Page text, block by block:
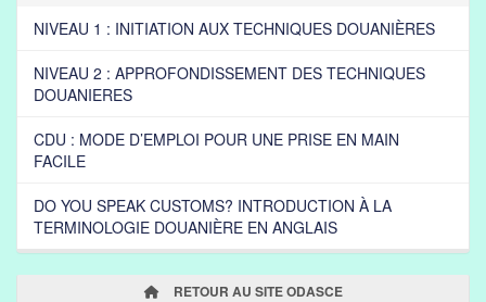
NIVEAU 1 : INITIATION AUX TECHNIQUES DOUANIÈRES
NIVEAU 2 : APPROFONDISSEMENT DES TECHNIQUES
DOUANIERES
CDU : MODE D’EMPLOI POUR UNE PRISE EN MAIN
FACILE
DO YOU SPEAK CUSTOMS? INTRODUCTION À LA
TERMINOLOGIE DOUANIÈRE EN ANGLAIS
RETOUR AU SITE ODASCE